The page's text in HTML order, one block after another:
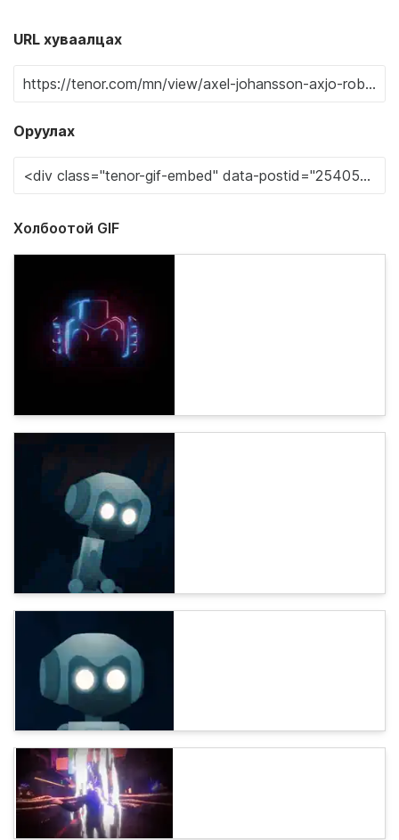
URL хуваалцах
Оруулах
Холбоотой GIF